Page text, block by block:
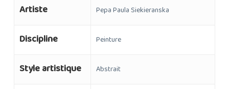
Artiste Pepa Paula Siekieranska
Discipline Peinture
Style artistique Abstrait